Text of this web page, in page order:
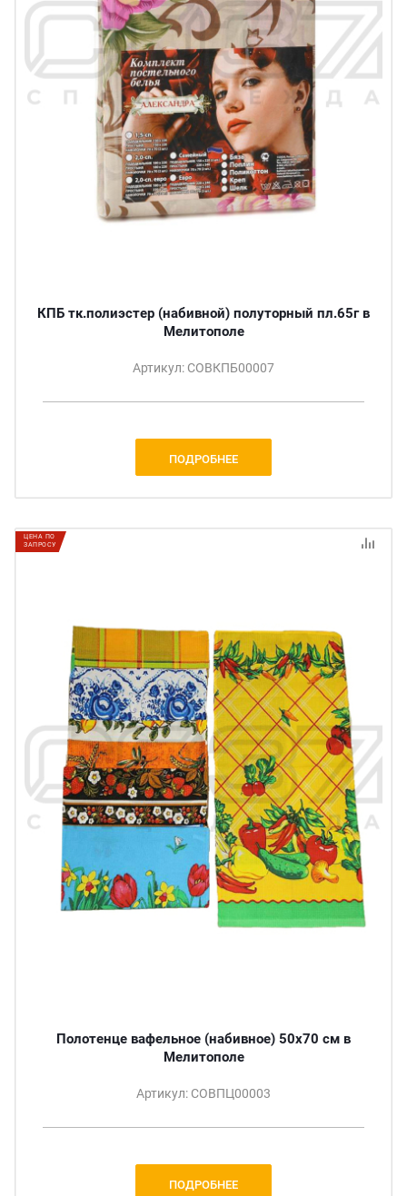
КПБ тк.полиэстер (набивной) полуторный пл.65г в
Мелитополе
Артикул: СОВКПБ00007
ПОДРОБНЕЕ
ЦЕНА ПО
ЗАПРОСУ
Полотенце вафельное (набивное) 50х70 см в
Мелитополе
Артикул: СОВПЦ00003
ПОДРОБНЕЕ